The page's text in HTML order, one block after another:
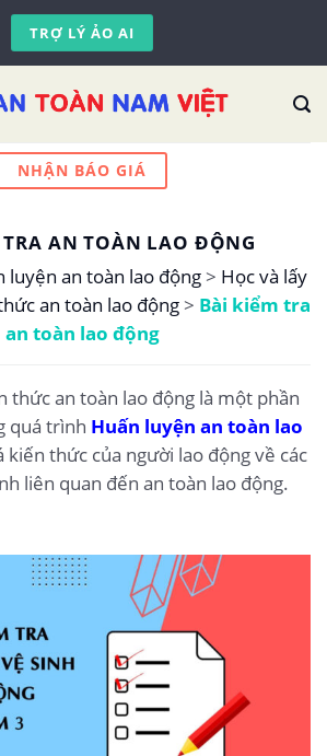
TRỢ LÝ ẢO AI
NHẬN BÁO GIÁ
AN TOÀN LAO ĐỘNG
luyện an toàn lao động> Học và lấy
an toàn lao động> Bài kiểm tra
an toàn lao động
thức an toàn lao động là một phần
quá trình Huấn luyện an toàn lao
kiến thức của người lao động về các
liên quan đến an toàn lao động.